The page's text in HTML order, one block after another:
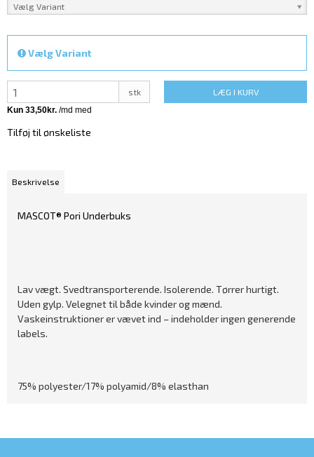
Vælg Variant
Vælg Variant
stk LÆG I KURV
Tilføj til ønskeliste
Beskrivelse
MASCOT® Pori Underbuks
Lav vægt. Svedtransporterende. Isolerende. Tørrer hurtigt.
Uden gylp. Velegnet til både kvinder og mænd.
Vaskeinstruktioner er vævet ind – indeholder ingen generende
labels.
75% polyester/17% polyamid/8% elasthan